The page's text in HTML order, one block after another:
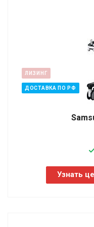
ЛИЗИНГ
ДОСТАВКА ПО РФ
Узнать